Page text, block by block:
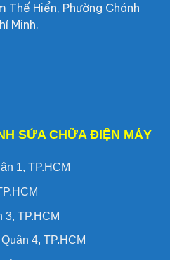
Thế Hiển, Phường Chánh
Minh.
SỬA CHỮA ĐIỆN MÁY
1, TP.HCM
3, TP.HCM
4, TP.HCM